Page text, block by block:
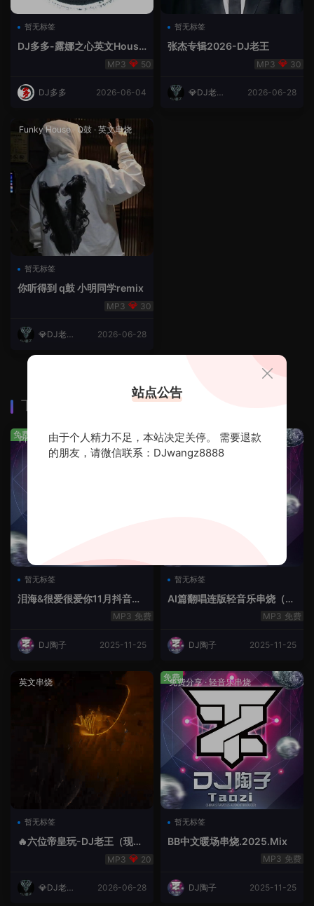
暂无标签
DJ多多-露娜之心英文House
50
DJ多多 2026-06-04
暂无标签
张杰专辑2026-DJ老王
30
💎DJ老王
2026-06-28
Funky House· Q鼓 · 英文串烧
暂无标签
你听得到 q鼓 小明同学remix
30
💎DJ老王
2026-06-28
下载排行
Prog House·免费分享
暂无标签
泪海&很爱很爱你11月抖音串
免费
DJ陶子 2025-11-25
免费 免费分享·轻音乐串烧
暂无标签
AI篇翻唱连版轻音乐串烧（治
免费
DJ陶子 2025-11-25
免费
英文串烧
暂无标签
🔥六位帝皇玩-DJ老王（现场
20
💎DJ老王
2026-06-28
免费分享·轻音乐串烧
暂无标签
BB中文暖场串烧.2025.Mix
免费
DJ陶子 2025-11-25
免费
站点公告
由于个人精力不足，本站决定关停。 需要退款
的朋友，请微信联系：DJwangz8888